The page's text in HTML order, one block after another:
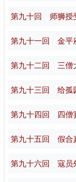
第九十回 师狮授
第九十一回 金平
第九十二回 三僧
第九十三回 给孤
第九十四回 四僧
第九十五回 假合
第九十六回 寇员